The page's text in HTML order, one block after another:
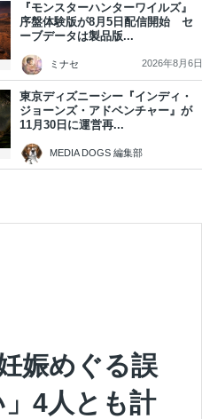
『モンスターハンターワイルズ』
序盤体験版が8月5日配信開始 セ
ーブデータは製品版...
ミナセ 2026年8月6日
東京ディズニーシー『インディ・
ジョーンズ・アドベンチャー』が
11月30日に運営再...
MEDIA DOGS 編集部
娠めぐる誤
4人とも計